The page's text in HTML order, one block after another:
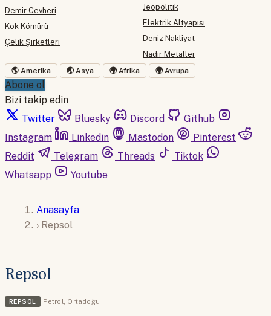
Demir Cevheri
Kok Kömürü
Çelik Şirketleri
Jeopolitik
Elektrik Altyapısı
Deniz Nakliyat
Nadir Metaller
🌎 Amerika 🌏 Asya 🌍 Afrika 🌍 Avrupa
Abone ol
Bizi takip edin
Twitter
Bluesky Discord
Github
Instagram
Linkedin Mastodon
Pinterest
Reddit
Telegram Threads
Tiktok
Whatsapp
Youtube
Anasayfa
› Repsol
Repsol
REPSOL Petrol, Ortadoğu